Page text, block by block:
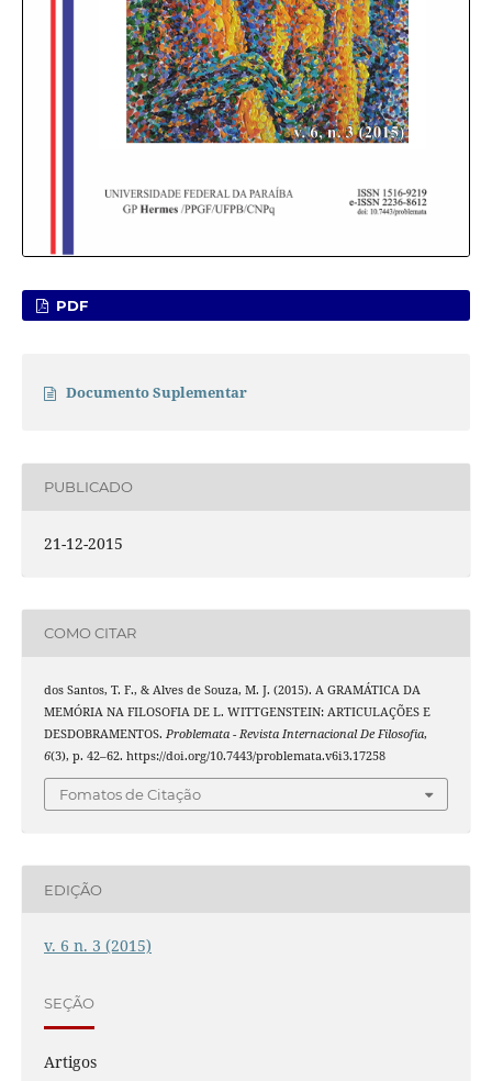
PDF
Documento Suplementar
PUBLICADO
21-12-2015
COMO CITAR
dos Santos, T. F., & Alves de Souza, M. J. (2015). A GRAMÁTICA DA
MEMÓRIA NA FILOSOFIA DE L. WITTGENSTEIN: ARTICULAÇÕES E
DESDOBRAMENTOS. Problemata - Revista Internacional De Filosofia,
6(3), p. 42–62. https://doi.org/10.7443/problemata.v6i3.17258
Fomatos de Citação
EDIÇÃO
v. 6 n. 3 (2015)
SEÇÃO
Artigos